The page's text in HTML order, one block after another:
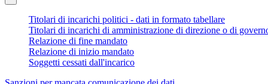
Titolari di incarichi politici - dati in formato tabellare
Titolari di incarichi di amministrazione di direzione o di
Relazione di fine mandato
Relazione di inizio mandato
Soggetti cessati dall'incarico